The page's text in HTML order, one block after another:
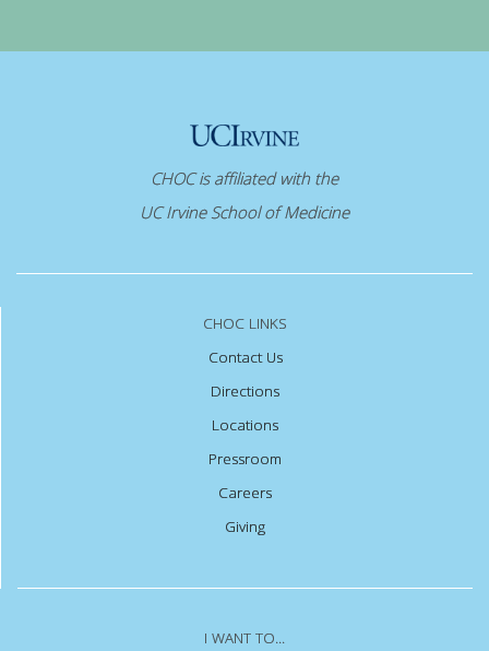
CHOC is affiliated with the
UC Irvine School of Medicine
CHOC LINKS
Contact Us
Directions
Locations
Pressroom
Careers
Giving
I WANT TO...